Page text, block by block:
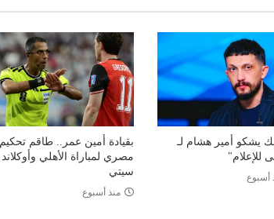
يشكو أمير هشام لـ
للإعلام"
أسبوع
بقيادة أمين عمر.. طاقم تحكيم
مصري لمباراة الأهلي وأوكلاند
سيتي
منذ أسبوع